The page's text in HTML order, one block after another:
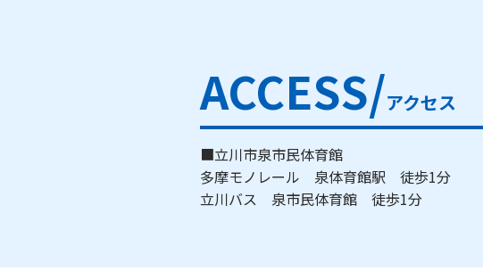
ACCESS/アクセス
■立川市泉市民体育館
多摩モノレール 泉体育館駅 徒歩1分
立川バス 泉市民体育館 徒歩1分